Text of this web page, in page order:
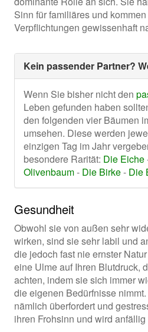
Sinn für familiäres und
Verpflichtungen gewissenhaft
Kein passender Partner?
Wenn Sie bisher nicht den
Leben gefunden haben
den folgenden vier Bäumen
umsehen. Diese werden
einzigen Tag im Jahr
besondere Rarität: Die Eiche
Olivenbaum- Die Birke- Die
Gesundheit
Obwohl sie von außen sehr
wirken, sind sie sehr labil und
die jedoch fast nie ernster
eine Ulme auf Ihren Blutdruck,
achten, indem sie sich immer
die eigenen Bedürfnisse
nämlich überfordert und
ihren Frohsinn und wird